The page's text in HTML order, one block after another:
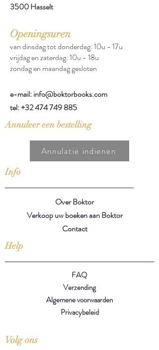
3500 Hasselt
Openingsuren
van dinsdag tot donderdag: 10u - 17u
vrijdag en zaterdag: 10u - 18u
zondag en maandag gesloten
e-mail: info@boktorbooks.com
tel:+32 474 749 885
Annuleer een bestelling
Annulatie indienen
Info
Over Boktor
Verkoop uw boeken aan Boktor
Contact
Help
FAQ
Verzending
Algemene voorwaarden
Privacybeleid
Volg ons